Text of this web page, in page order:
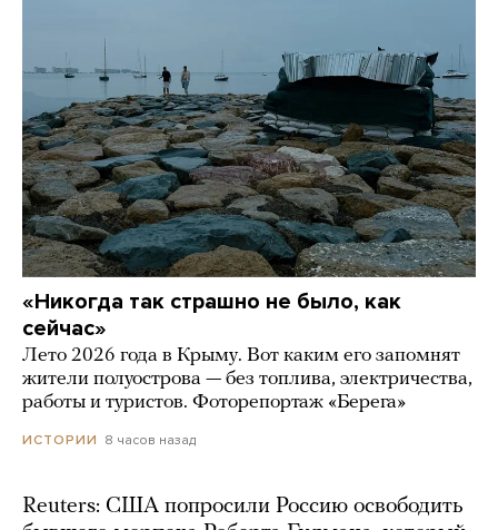
«Никогда так страшно не было, как
сейчас»
Лето 2026 года в Крыму. Вот каким его запомнят
жители полуострова — без топлива, электричества,
работы и туристов. Фоторепортаж «Берега»
ИСТОРИИ 8 часов назад
Reuters: США попросили Россию освободить